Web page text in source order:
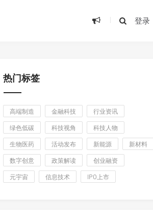
登录
热门标签
高端制造 金融科技 行业资讯
绿色低碳 科技视角 科技人物
生物医药 活动发布 新能源 新材料
数字创意 政策解读 创业融资
元宇宙 信息技术 IPO上市